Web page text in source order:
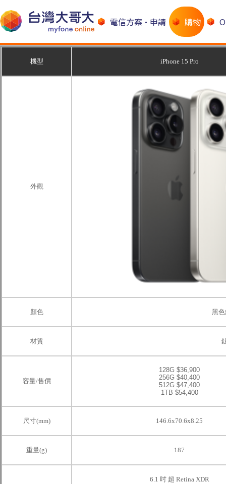
電信方案•申請 購物
機型 iPhone 15 Pro
外觀
顏色 黑
材質
容量/售價
128G $36,900
256G $40,400
512G $47,400
1TB $54,400
尺寸(mm) 146.6x70.6x8.25
重量(g) 187
6.1 吋 超 Retina XDR